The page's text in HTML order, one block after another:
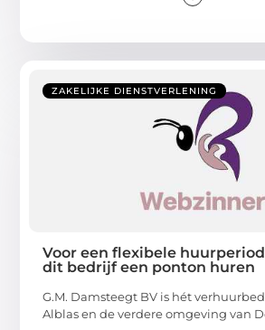
ZAKELIJKE DIENSTVERLENING
Voor een flexibele
dit bedrijf een ponton huren
G.M. Damsteegt BV is hét
Alblas en de verdere omgeving van